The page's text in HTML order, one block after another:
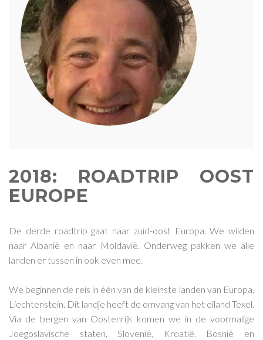
2018: ROADTRIP OOST
EUROPE
De derde roadtrip gaat naar zuid-oost Europa. We wilden
naar Albanië en naar Moldavië. Onderweg pakken we alle
landen er tussen in ook even mee.
We beginnen de reis in één van de kleinste landen van Europa,
Liechtenstein. Dit landje heeft de omvang van het eiland Texel.
Via de bergen van Oostenrijk komen we in de voormalige
Joegoslavische staten, Slovenië, Kroatië, Bosnië en